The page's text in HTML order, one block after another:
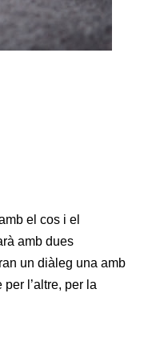
el cos i el
amb dues
un diàleg una amb
l’altre, per la